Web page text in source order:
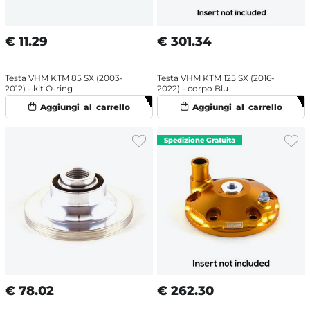
€ 11.29
Testa VHM KTM 85 SX (2003-
2012) - kit O-ring
€ 301.34
Testa VHM KTM 125 SX (2016-
2022) - corpo Blu
€ 78.02 € 262.30